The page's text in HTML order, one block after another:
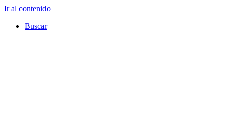
Ir al contenido
Buscar